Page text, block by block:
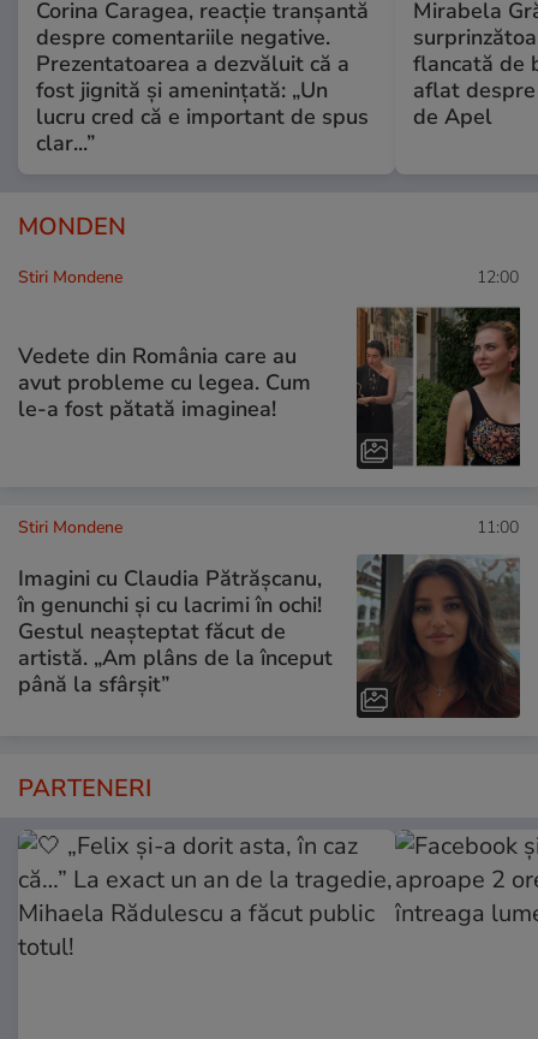
Corina Caragea, reacție tranșantă
despre comentariile negative.
Prezentatoarea a dezvăluit că a
fost jignită și amenințată: „Un
lucru cred că e important de spus
clar...”
Mirabela
flancată de
aflat
de Apel
MONDEN
Stiri Mondene 12:00
Vedete din România care au
avut probleme cu legea. Cum
le-a fost pătată imaginea!
Stiri Mondene 11:00
Imagini cu Claudia Pătrășcanu,
în genunchi și cu lacrimi în ochi!
Gestul neașteptat făcut de
artistă. „Am plâns de la început
până la sfârșit”
PARTENERI